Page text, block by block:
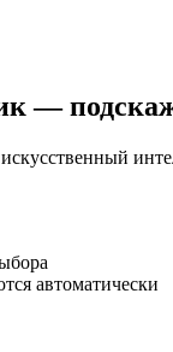
—
автоматически